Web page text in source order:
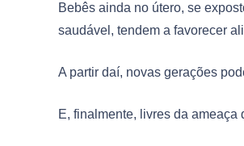
Bebês ainda no útero, se
saudável, tendem a favorecer
A partir daí, novas gerações
E, finalmente, livres da ameaça